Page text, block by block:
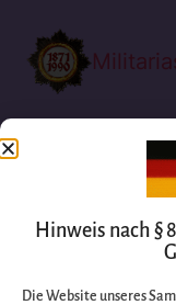
Hinweis nach §
Die Website unseres